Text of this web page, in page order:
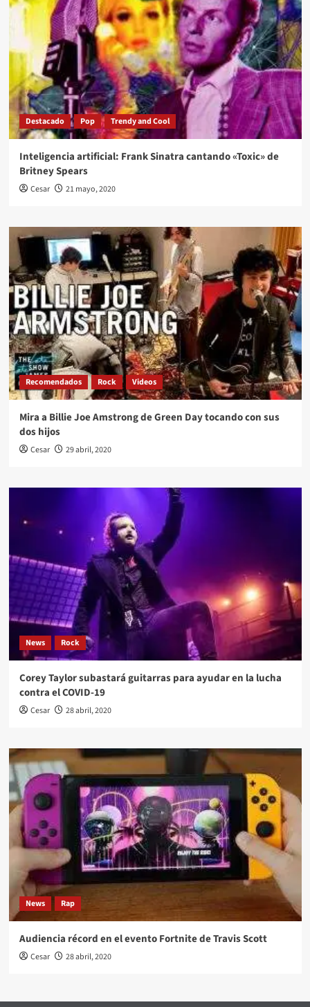
Destacado Pop Trendy and Cool
Inteligencia artificial: Frank Sinatra cantando «Toxic» de
Britney Spears
Cesar 21 mayo, 2020
Recomendados Rock Videos
Mira a Billie Joe Amstrong de Green Day tocando con sus
dos hijos
Cesar 29 abril, 2020
News Rock
Corey Taylor subastará guitarras para ayudar en la lucha
contra el COVID-19
Cesar 28 abril, 2020
News Rap
Audiencia récord en el evento Fortnite de Travis Scott
Cesar 28 abril, 2020